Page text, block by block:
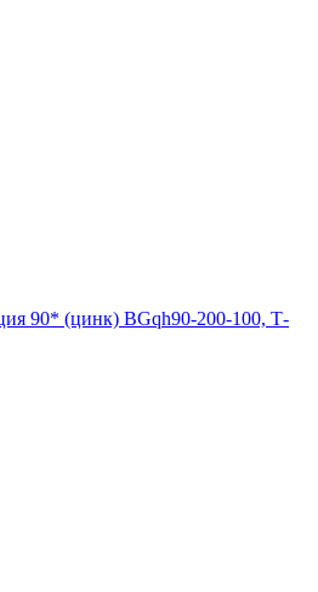
BGqh90-200-100, Т-